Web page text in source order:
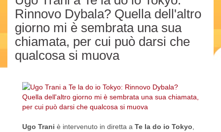
Rinnovo Dybala? Quella dell'altro
giorno mi è sembrata una sua
chiamata, per cui può darsi che
qualcosa si muova
Ugo Trani è intervenuto in diretta a Te la do io Tokyo,